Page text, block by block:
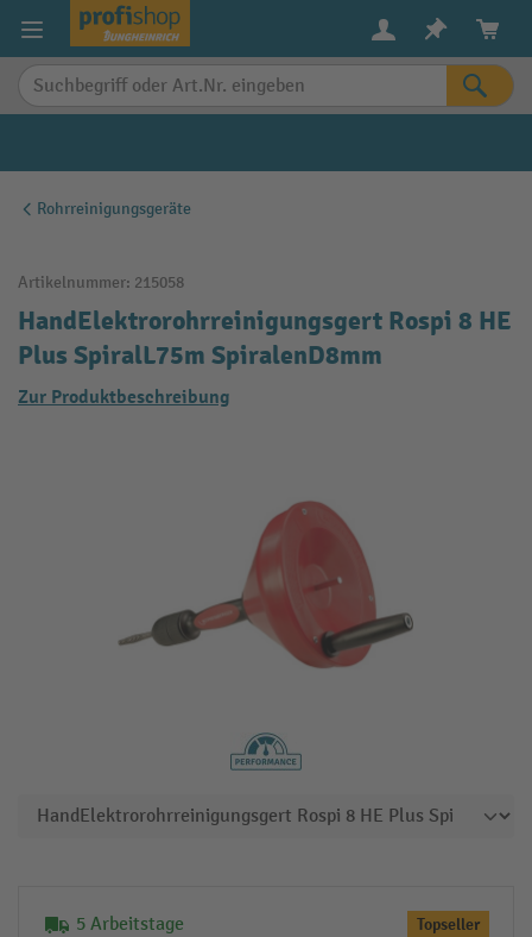
springen
Rohrreinigungsgeräte
Artikelnummer: 215058
HandElektrorohrreinigungsgert Rospi 8 HE
Plus SpiralL75m SpiralenD8mm
Zur Produktbeschreibung
5 Arbeitstage Topseller